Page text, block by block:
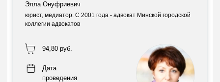
Элла Онуфриевич
юрист, медиатор. С 2001 года - адвокат Минской городской
коллегии адвокатов
94,80 руб.
Дата
проведения